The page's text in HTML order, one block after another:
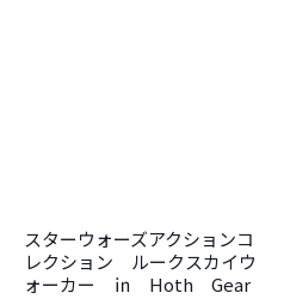
スターウォーズアクションコ
レクション ルークスカイウ
ォーカー ㏌ Hoth Gear